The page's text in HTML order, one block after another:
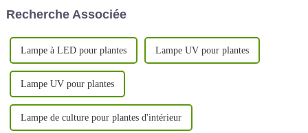
avantages :
difficile...
Recherche Associée
Lampe à LED pour plantes Lampe UV pour plantes
Lampe UV pour plantes
Lampe de culture pour plantes d'intérieur